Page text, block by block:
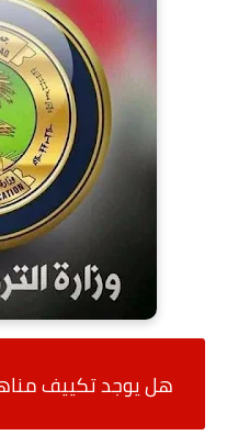
هل يوجد تكييف مناهج